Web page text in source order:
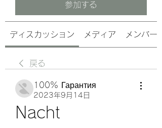
参加する
ディスカッション メディア メンバー
戻る
100% Гарантия
2023年9月14日
Nacht